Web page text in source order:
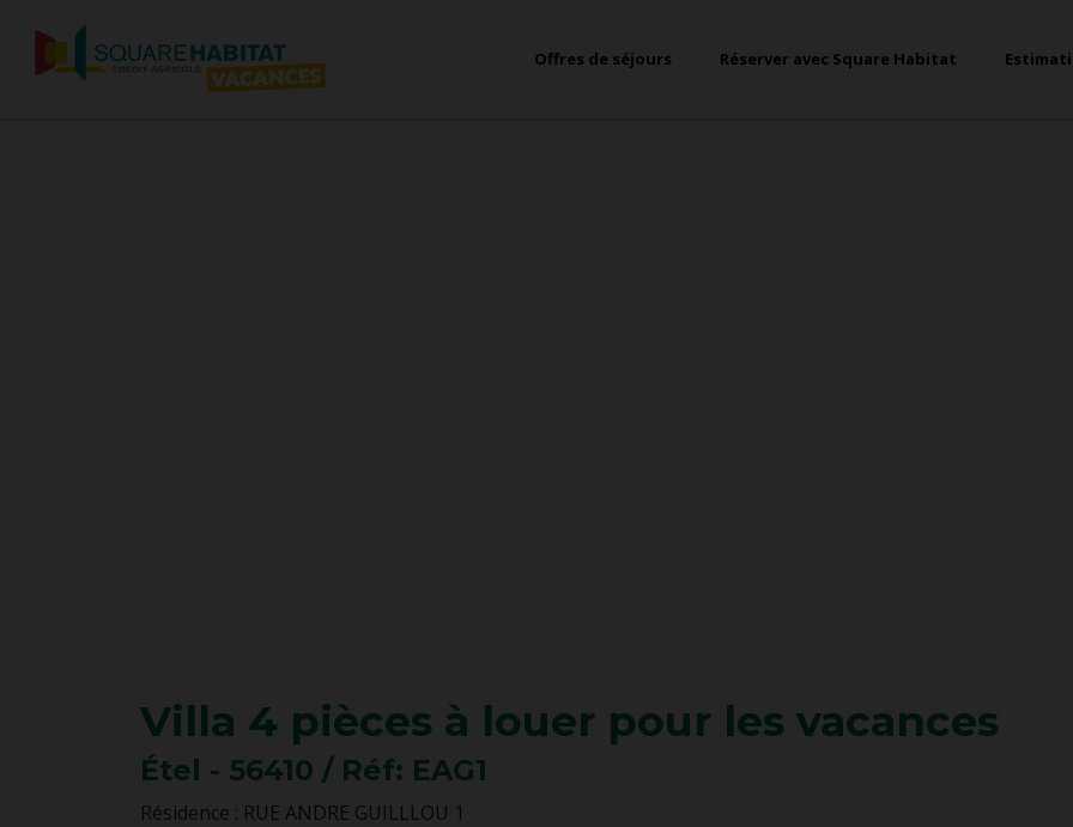
Offres de séjours Réserver avec Square Habitat
Villa 4 pièces à louer pour les vacances
Étel - 56410 / Réf: EAG1
Résidence : RUE ANDRE GUILLLOU 1